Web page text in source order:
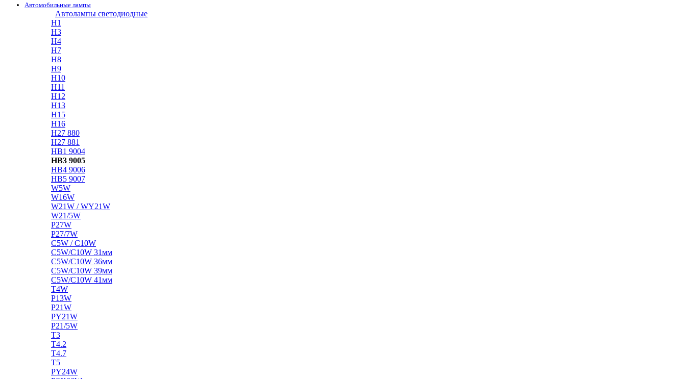
Автомобильные лампы
Автолампы светодиодные
H1
H3
H4
H7
H8
H9
H10
H11
H12
H13
H15
H16
H27 880
H27 881
HB1 9004
HB3 9005
HB4 9006
HB5 9007
W5W
W16W
W21W / WY21W
W21/5W
P27W
P27/7W
C5W / C10W
C5W/C10W 31мм
C5W/C10W 36мм
C5W/C10W 39мм
C5W/C10W 41мм
T4W
P13W
P21W
PY21W
P21/5W
T3
T4.2
T4.7
T5
PY24W